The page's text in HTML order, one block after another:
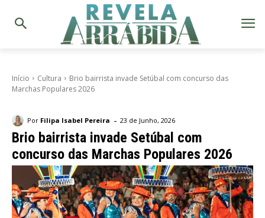
Início Cultura
Brio bairrista invade Setúbal com concurso das
Marchas Populares 2026
Por Filipa Isabel Pereira - 23 de Junho, 2026
Brio bairrista invade Setúbal com
concurso das Marchas Populares 2026